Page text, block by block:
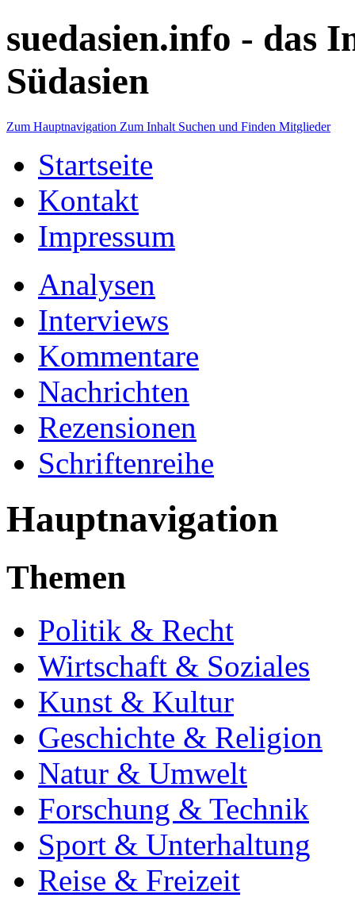
suedasien.info - das
Südasien
Zum Hauptnavigation Zum Inhalt Suchen und Finden Mitglieder
Startseite
Kontakt
Impressum
Analysen
Interviews
Kommentare
Nachrichten
Rezensionen
Schriftenreihe
Hauptnavigation
Themen
Politik & Recht
Wirtschaft & Soziales
Kunst & Kultur
Geschichte & Religion
Natur & Umwelt
Forschung & Technik
Sport & Unterhaltung
Reise & Freizeit